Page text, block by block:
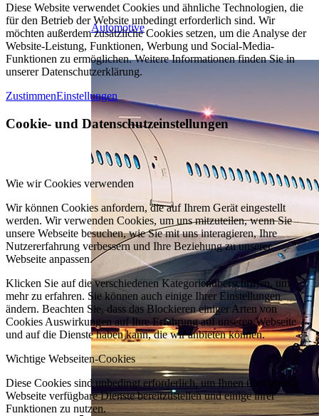
Automotive
Diese Website verwendet Cookies und ähnliche Technologien, die
für den Betrieb der Website unbedingt erforderlich sind. Wir
möchten außerdem zusätzliche Cookies setzen, um die Analyse der
Website-Leistung, Funktionen, Werbung und Social-Media-
Funktionen zu ermöglichen. Weitere Informationen finden Sie in
unserer Datenschutzerklärung.
ZustimmenEinstellungen
Cookie- und Datenschutzeinstellungen
Wie wir Cookies verwenden
Wir können Cookies anfordern, die auf Ihrem Gerät eingestellt
werden. Wir verwenden Cookies, um uns mitzuteilen, wenn Sie
unsere Webseite besuchen, wie Sie mit uns interagieren, Ihre
Nutzererfahrung verbessern und Ihre Beziehung zu unserer
Webseite anpassen.
Klicken Sie auf die verschiedenen Kategorienüberschriften, um
mehr zu erfahren. Sie können auch einige Ihrer Einstellungen
ändern. Beachten Sie, dass das Blockieren einiger Arten von
Cookies Auswirkungen auf Ihre Erfahrung auf unseren Webseite
und auf die Dienste haben kann, die wir anbieten können.
Wichtige Webseiten-Cookies
Diese Cookies sind unbedingt erforderlich, um Ihnen über unsere
Webseite verfügbare Dienste bereitzustellen und einige ihrer
Funktionen zu nutzen.